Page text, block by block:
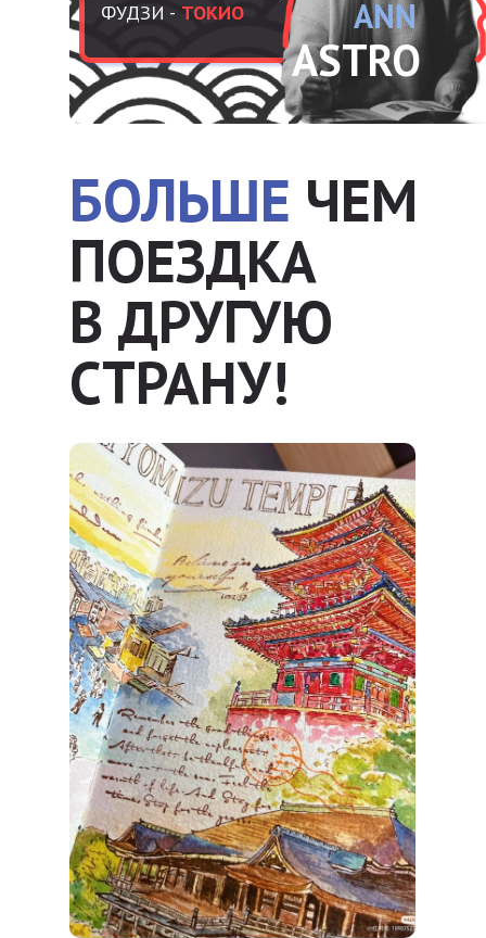
ФУДЗИ - ТОКИО
ASTRO
ANN
БОЛЬШЕ ЧЕМ
ПОЕЗДКА
В ДРУГУЮ
СТРАНУ!